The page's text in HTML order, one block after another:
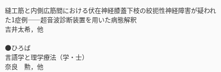
縫工筋と内側広筋間における伏在神経膝蓋下枝の絞扼性神経障害が疑われ
た1症例――超音波診断装置を用いた病態解釈
吉井太希，他
●ひろば
言語学と理学療法（学・士）
奈良 勲，他